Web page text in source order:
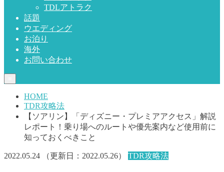
TDLアトラク
話題
ウエディング
お泊り
海外
お問い合わせ
HOME
TDR攻略法
【ソアリン】「ディズニー・プレミアアクセス」解説
レポート！乗り場へのルートや優先案内など使用前に
知っておくべきこと
2022.05.24 （更新日： 2022.05.26） TDR攻略法